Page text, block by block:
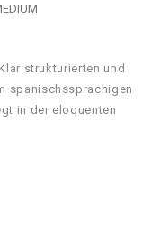
strukturierten und
spanischssprachigen
in der eloquenten